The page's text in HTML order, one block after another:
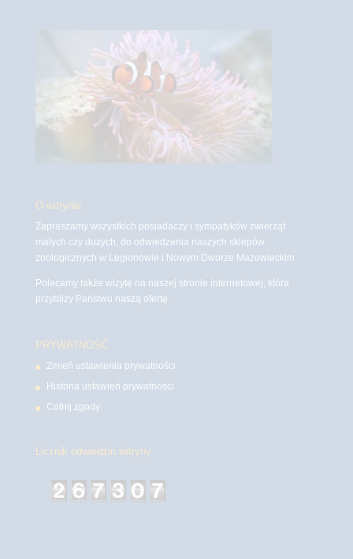
O witrynie
Zapraszamy wszystkich posiadaczy i sympatyków zwierząt
małych czy dużych, do odwiedzenia naszych sklepów
zoologicznych w Legionowie i Nowym Dworze Mazowieckim
Polecamy także wizytę na naszej stronie internetowej, która
przybliży Państwu naszą ofertę.
PRYWATNOŚĆ
Zmień ustawienia prywatności
Historia ustawień prywatności
Cofnij zgody
Licznik odwiedzin witryny